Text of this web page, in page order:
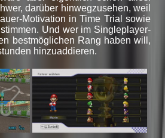
darüber hinwegzusehen, weil
Motivation in Time Trial sowie
Und wer im Singleplayer-
bestmöglichen Rang haben will,
hinzuaddieren.